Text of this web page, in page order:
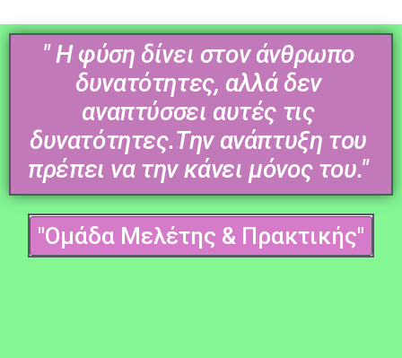
"Ομάδα Μελέτης & Πρακτικής"
" Η φύση δίνει στον άνθρωπο
δυνατότητες, αλλά δεν
αναπτύσσει αυτές τις
δυνατότητες.Την ανάπτυξη του
πρέπει να την κάνει μόνος του."